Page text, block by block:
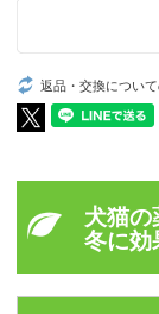
返品・交換につい
犬猫の
冬に